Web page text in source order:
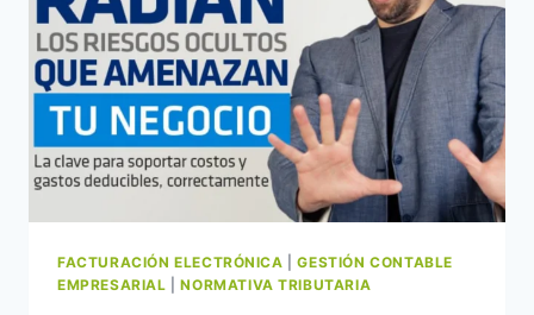
FACTURACIÓN ELECTRÓNICA |GESTIÓN CONTABLE
EMPRESARIAL |NORMATIVA TRIBUTARIA